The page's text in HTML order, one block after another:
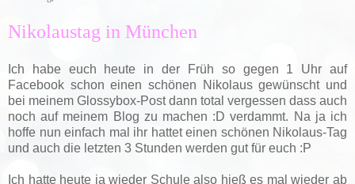
Nikolaustag in München
Ich habe euch heute in der Früh so gegen 1 Uhr auf
Facebook schon einen schönen Nikolaus gewünscht und
bei meinem Glossybox-Post dann total vergessen dass auch
noch auf meinem Blog zu machen :D verdammt. Na ja ich
hoffe nun einfach mal ihr hattet einen schönen Nikolaus-Tag
und auch die letzten 3 Stunden werden gut für euch :P
Ich hatte heute ja wieder Schule also hieß es mal wieder ab